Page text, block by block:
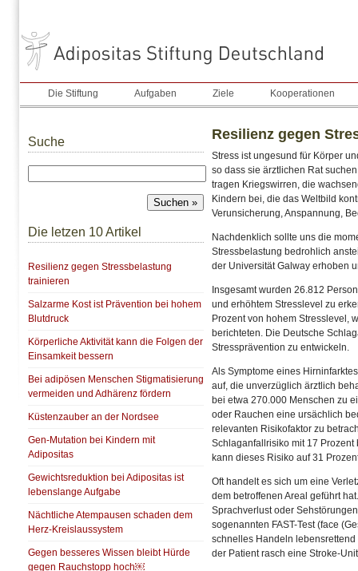
Die Stiftung Aufgaben Ziele Kooperationen
Suche
Die letzen 10 Artikel
Resilienz gegen Stressbelastung
trainieren
Salzarme Kost ist Prävention bei hohem
Blutdruck
Körperliche Aktivität kann die Folgen der
Einsamkeit bessern
Bei adipösen Menschen Stigmatisierung
vermeiden und Adhärenz fördern
Küstenzauber an der Nordsee
Gen-Mutation bei Kindern mit
Adipositas
Gewichtsreduktion bei Adipositas ist
lebenslange Aufgabe
Nächtliche Atempausen schaden dem
Herz-Kreislaussystem
Gegen besseres Wissen bleibt Hürde
gegen Rauchstopp hoch￼
Resilienz gegen
Stress ist ungesund für Körper
so dass sie ärztlichen Rat
tragen Kriegswirren, die
Kindern bei, die das Weltbild
Verunsicherung, Anspannung,
Nachdenklich sollte uns die
Stressbelastung bedrohlich
der Universität Galway erhoben
Insgesamt wurden 26.812
und erhöhtem Stresslevel zu
Prozent von hohem Stresslevel,
berichteten. Die Deutsche
Stressprävention zu entwickeln.
Als Symptome eines
auf, die unverzüglich ärztlich
bei etwa 270.000 Menschen zu
oder Rauchen eine ursächlich
relevanten Risikofaktor zu
Schlaganfallrisiko mit 17
kann dieses Risiko auf 31
Oft handelt es sich um eine
dem betroffenen Areal geführt
Sprachverlust oder
sogenannten FAST-Test (face
schnelles Handeln
der Patient rasch eine Stroke-